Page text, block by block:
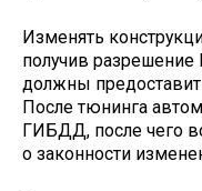
Изменять
получив
должны
После тюнинга
ГИБДД, после чего
о законности